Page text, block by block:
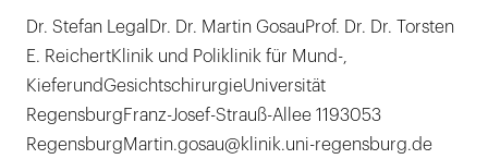
Dr. Stefan LegalDr. Dr. Martin GosauProf. Dr. Dr. Torsten
E. ReichertKlinik und Poliklinik für Mund-,
KieferundGesichtschirurgieUniversität
RegensburgFranz-Josef-Strauß-Allee 1193053
RegensburgMartin.gosau@klinik.uni-regensburg.de